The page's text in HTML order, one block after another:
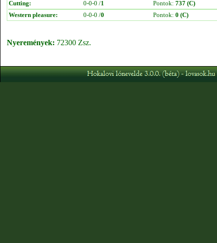
Cutting:
0-0-0 /1 Pontok: 737 (C)
Western pleasure:
0-0-0 /0 Pontok: 0 (C)
Nyeremények: 72300 Zsz.